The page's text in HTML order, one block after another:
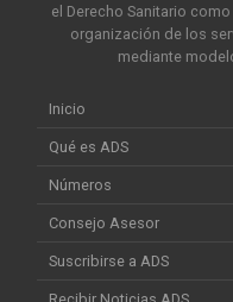
el Derecho Sanitario
organización de los
mediante
Inicio
Qué es ADS
Números
Consejo Asesor
Suscribirse a ADS